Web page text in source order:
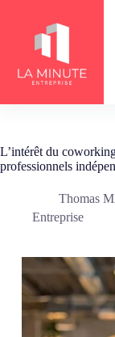
contenu
L’intérêt du
professionnels
Thomas
Entreprise